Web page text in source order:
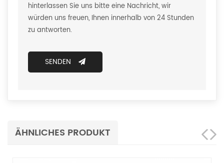
hinterlassen Sie uns bitte eine Nachricht, wir
würden uns freuen, Ihnen innerhalb von 24 Stunden
zu antworten.
SENDEN
ÄHNLICHES PRODUKT